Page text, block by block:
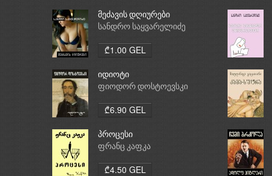
მეძავის დღიურები
სანდრო საყვარელიძე
₾1.00 GEL
იდიოტი
ფიოდორ დოსტოევსკი
₾6.90 GEL
პროცესი
ფრანც კაფკა
₾4.50 GEL